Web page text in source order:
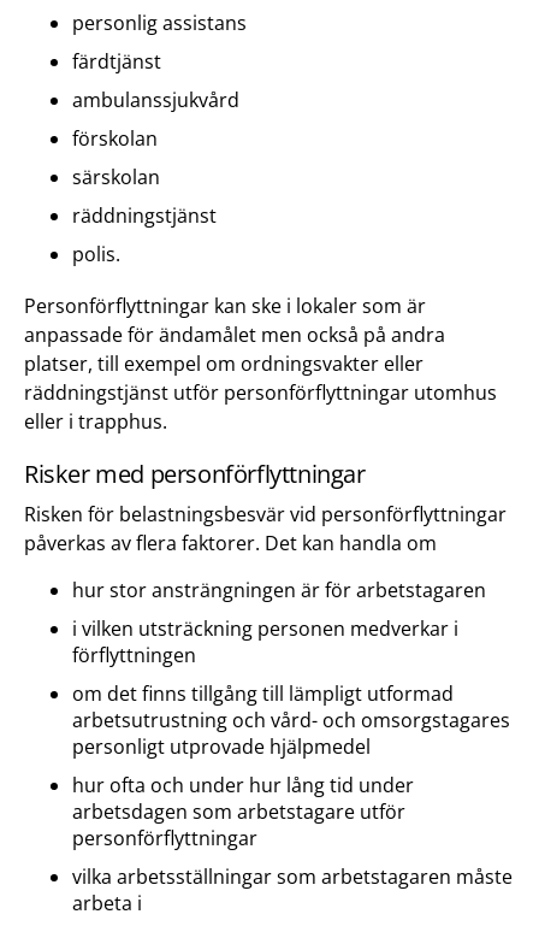
personlig assistans
färdtjänst
ambulanssjukvård
förskolan
särskolan
räddningstjänst
polis.
Personförflyttningar kan ske i lokaler som är
anpassade för ändamålet men också på andra
platser, till exempel om ordningsvakter eller
räddningstjänst utför personförflyttningar utomhus
eller i trapphus.
Risker med personförflyttningar
Risken för belastningsbesvär vid personförflyttningar
påverkas av flera faktorer. Det kan handla om
hur stor ansträngningen är för arbetstagaren
i vilken utsträckning personen medverkar i
förflyttningen
om det finns tillgång till lämpligt utformad
arbetsutrustning och vård- och omsorgstagares
personligt utprovade hjälpmedel
hur ofta och under hur lång tid under
arbetsdagen som arbetstagare utför
personförflyttningar
vilka arbetsställningar som arbetstagaren måste
arbeta i